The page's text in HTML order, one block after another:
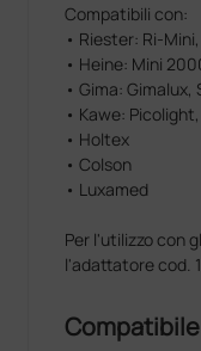
Compatibili con:
• Riester: Ri-
• Heine: Mini
• Gima:
• Kawe:
• Holtex
• Colson
• Luxamed
Per l'utilizzo con
l'adattatore cod.